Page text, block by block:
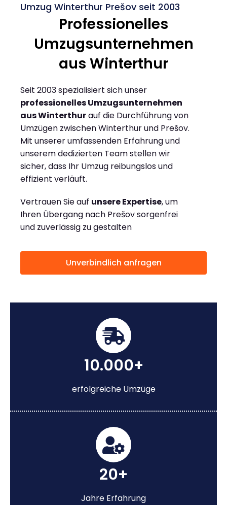
Umzug Winterthur Prešov seit 2003
Professionelles
Umzugsunternehmen
aus Winterthur
Seit 2003 spezialisiert sich unser
professionelles Umzugsunternehmen
aus Winterthurauf die Durchführung von
Umzügen zwischen Winterthur und Prešov.
Mit unserer umfassenden Erfahrung und
unserem dedizierten Team stellen wir
sicher, dass Ihr Umzug reibungslos und
effizient verläuft.
Vertrauen Sie auf unsere Expertise, um
Ihren Übergang nach Prešov sorgenfrei
und zuverlässig zu gestalten
Unverbindlich anfragen
10.000+
erfolgreiche Umzüge
20+
Jahre Erfahrung